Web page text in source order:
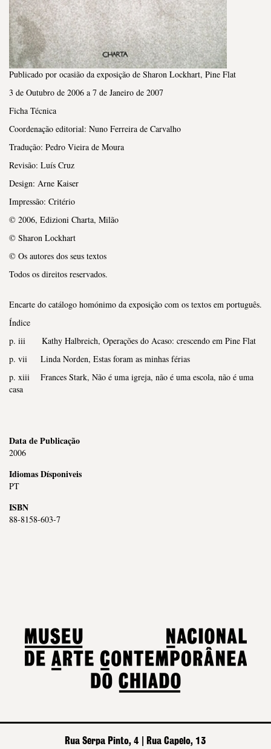
Publicado por ocasião da exposição de Sharon Lockhart, Pine Flat
3 de Outubro de 2006 a 7 de Janeiro de 2007
Ficha Técnica
Coordenação editorial: Nuno Ferreira de Carvalho
Tradução: Pedro Vieira de Moura
Revisão: Luís Cruz
Design: Arne Kaiser
Impressão: Critério
© 2006, Edizioni Charta, Milão
© Sharon Lockhart
© Os autores dos seus textos
Todos os direitos reservados.
Encarte do catálogo homónimo da exposição com os textos em português.
Índice
p. iii Kathy Halbreich, Operações do Acaso: crescendo em Pine Flat
p. vii Linda Norden, Estas foram as minhas férias
p. xiii Frances Stark, Não é uma igreja, não é uma escola, não é uma
casa
Data de Publicação
2006
Idiomas Dísponiveis
PT
ISBN
88-8158-603-7
Rua Serpa Pinto, 4 | Rua Capelo, 13